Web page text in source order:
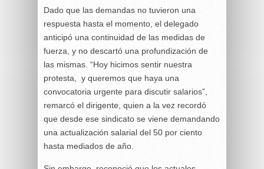
Dado que las demandas no tuvieron una
respuesta hasta el momento, el delegado
anticipó una continuidad de las medidas de
fuerza, y no descartó una profundización de
las mismas. “Hoy hicimos sentir nuestra
protesta, y queremos que haya una
convocatoria urgente para discutir salarios”,
remarcó el dirigente, quien a la vez recordó
que desde ese sindicato se viene demandando
una actualización salarial del 50 por ciento
hasta mediados de año.